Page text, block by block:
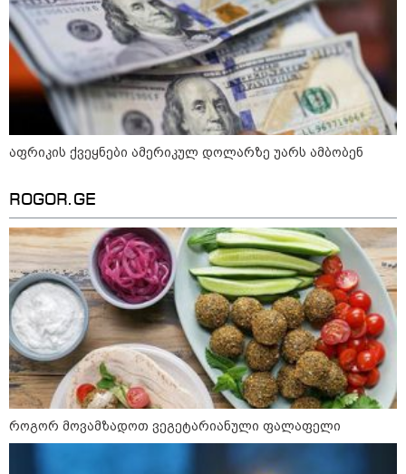
"მეც ერთ-ერთი მათგანი ვიყავი, ვინც
ლიფტში გაიჭედა" - ლევან მახაშვილი
16:37 / 06-08-2026
"აბსოლუტურად ყალბი
შინაარსი იქმნება სოციალურ
მედიაში, არარსებული
ადამიანები, საუბრობენ,
თითქოს საქართველოში
16:14 / 06-08-2026
"დღეს ვიმგზავრეთ
მატარებლით, რომელიც ახალი
სიჩქარით მოძრაობს, მანამდე
ბათუმამდე მგზავრობის დრო
იყო 5,5 საათი და ახლა არის 4
საათამდე შემცირებული" -
ირაკლი კობახიძე
15:17 / 06-08-2026
შემოსავლების სამსახურში
აზერბაიჯანული მედიის მიერ
გავრცელებულ ინფორმაციას
პასუხობენ
აფრიკის ქვეყნები ამერიკულ დოლარზე უარს ამბობენ
ROGOR.GE
როგორ მოვამზადოთ ვეგეტარიანული ფალაფელი